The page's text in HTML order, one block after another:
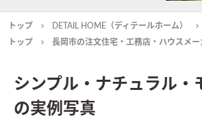
トップ DETAIL HOME（ディテールホーム）
トップ
長岡市の注文住宅・工務店・ハウスメー
シンプル・ナチュラル・
の実例写真